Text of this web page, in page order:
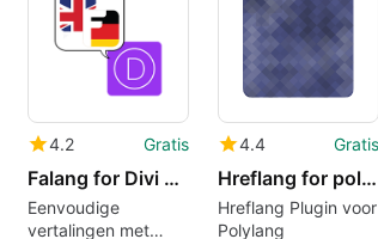
4.2 Gratis
Falang for Divi Lite
Eenvoudige
vertalingen met
4.4 Gratis
Hreflang for polylang
Hreflang Plugin voor
Polylang